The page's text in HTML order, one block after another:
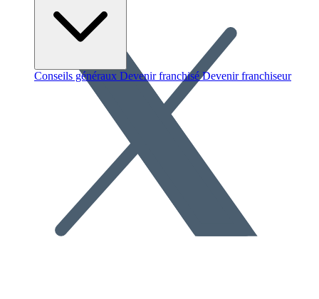
Conseils généraux Devenir franchisé Devenir franchiseur